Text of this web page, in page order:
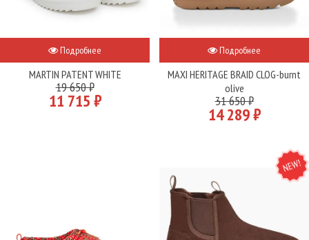
Подробнее
MARTIN PATENT WHITE
19 650 ₽
11 715 ₽
Подробнее
MAXI HERITAGE BRAID CLOG-burnt
olive
31 650 ₽
14 289 ₽
NEW